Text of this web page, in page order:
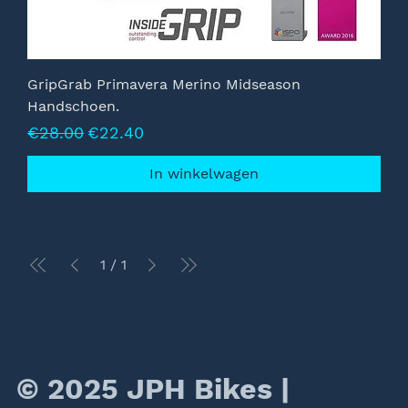
GripGrab Primavera Merino Midseason
Handschoen.
Normale prijs
€28.00 Verkoopprijs
€22.40
In winkelwagen
1 / 1
© 2025 JPH Bikes |